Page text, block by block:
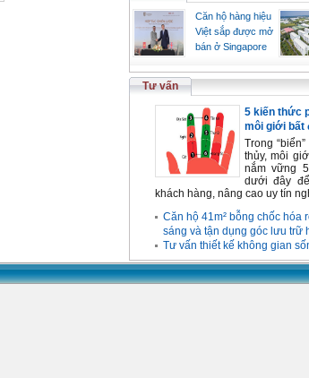
Căn hộ hàng hiệu
Việt sắp được mở
bán ở Singapore
Tư vấn
5 kiến thức
môi giới bất
Trong
thủy, môi
nắm vững
dưới đây
khách hàng, nâng cao uy tín
Căn hộ 41m² bỗng chốc hóa
sáng và tận dụng góc lưu trữ
Tư vấn thiết kế không gian